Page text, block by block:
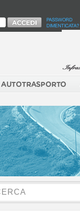
PASSWORD
DIMENTICATA?
AUTOTRASPORTO